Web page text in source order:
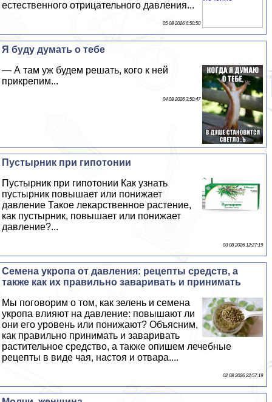
естественного отрицательного давления...
05 08 2026 6:50:50
Я буду думать о тебе
— А там уж будем решать, кого к ней
прикрепим...
04 08 2026 3:50:47
Пустырник при гипотонии
Пустырник при гипотонии Как узнать
пустырник повышает или понижает
давление Такое лекарственное растение,
как пустырник, повышает или понижает
давление?...
03 08 2026 12:27:19
Семена укропа от давления: рецепты средств, а
также как их правильно заваривать и принимать
Мы поговорим о том, как зелень и семена
укропа влияют на давление: повышают ли
они его уровень или понижают? Объясним,
как правильно принимать и заваривать
растительное средство, а также опишем лечебные
рецепты в виде чая, настоя и отвара....
02 08 2026 22:57:19